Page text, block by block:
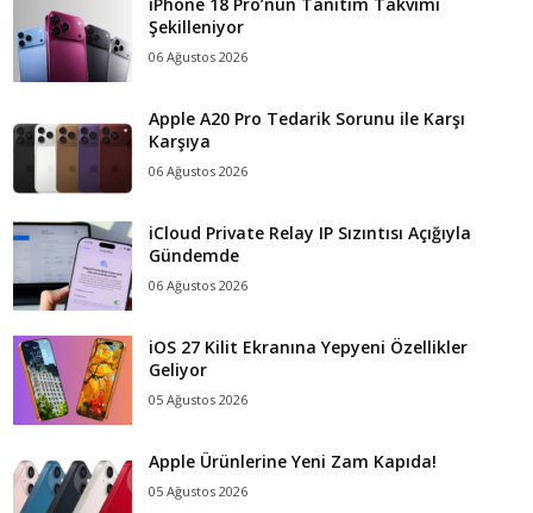
Şekilleniyor
06 Ağustos 2026
Apple A20 Pro Tedarik Sorunu ile Karşı
Karşıya
06 Ağustos 2026
iCloud Private Relay IP Sızıntısı Açığıyla
Gündemde
06 Ağustos 2026
iOS 27 Kilit Ekranına Yepyeni Özellikler
Geliyor
05 Ağustos 2026
Apple Ürünlerine Yeni Zam Kapıda!
05 Ağustos 2026